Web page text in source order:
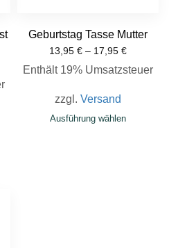
Geburtstag Tasse Mutter
13,95 € – 17,95 €
Enthält 19% Umsatzsteuer
zzgl. Versand
Ausführung wählen